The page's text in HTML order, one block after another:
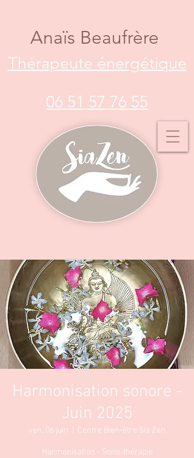
Anaïs Beaufrère
Thérapeute énergétique
06 51 57 76 55
Harmonisation sonore -
Juin 2025
ven. 06 juin Centre Bien-être Sia Zen
Harmonisation - Sono-thérapie